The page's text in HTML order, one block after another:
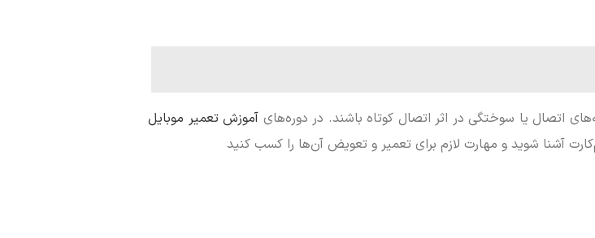
اتصال یا سوختگی در اثر اتصال کوتاه باشند. در دوره‌های آموزش تعمیر موبایل
آشنا شوید و مهارت لازم برای تعمیر و تعویض آن‌ها را کسب کنید